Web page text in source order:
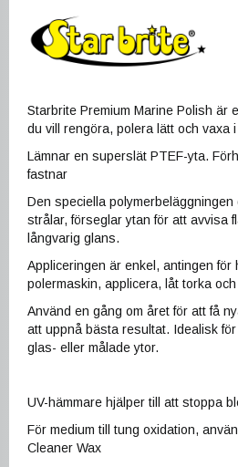
Starbrite Premium Marine Polish är
du vill rengöra, polera lätt och vaxa
Lämnar en superslät PTEF-yta.
fastnar
Den speciella polymerbeläggningen
strålar, förseglar ytan för att avvisa
långvarig glans.
Appliceringen är enkel, antingen för
polermaskin, applicera, låt torka
Använd en gång om året för att få
att uppnå bästa resultat. Idealisk
glas- eller målade ytor.
UV-hämmare hjälper till att stoppa
För medium till tung oxidation,
Cleaner Wax